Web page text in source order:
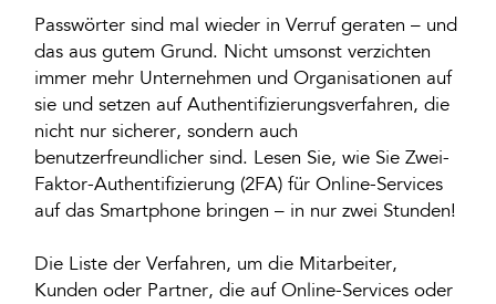
Passwörter sind mal wieder in Verruf geraten – und
das aus gutem Grund. Nicht umsonst verzichten
immer mehr Unternehmen und Organisationen auf
sie und setzen auf Authentifizierungsverfahren, die
nicht nur sicherer, sondern auch
benutzerfreundlicher sind. Lesen Sie, wie Sie Zwei-
Faktor-Authentifizierung (2FA) für Online-Services
auf das Smartphone bringen – in nur zwei Stunden!
Die Liste der Verfahren, um die Mitarbeiter,
Kunden oder Partner, die auf Online-Services oder